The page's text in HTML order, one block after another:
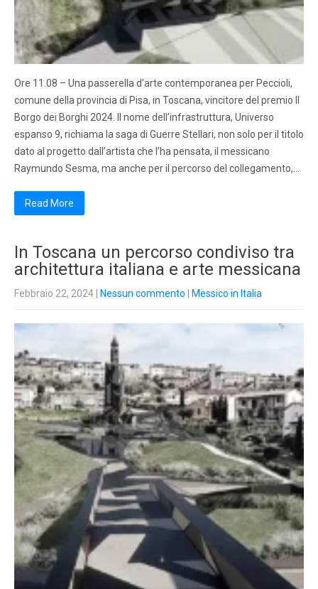
Ore 11.08 – Una passerella d’arte contemporanea per Peccioli,
comune della provincia di Pisa, in Toscana, vincitore del premio Il
Borgo dei Borghi 2024. Il nome dell’infrastruttura, Universo
espanso 9, richiama la saga di Guerre Stellari, non solo per il titolo
dato al progetto dall’artista che l’ha pensata, il messicano
Raymundo Sesma, ma anche per il percorso del collegamento,…
Read More
In Toscana un percorso condiviso tra
architettura italiana e arte messicana
Febbraio 22, 2024 Nessun commento Messico in Italia